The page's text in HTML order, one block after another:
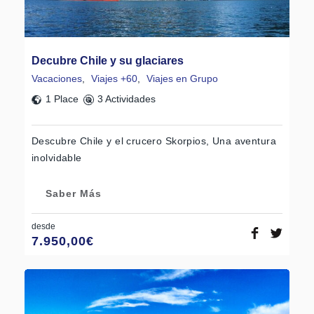
Decubre Chile y su glaciares
Vacaciones, Viajes +60,
Viajes en Grupo
1 Place
3 Actividades
Descubre Chile y el crucero Skorpios, Una aventura
inolvidable
Saber Más
desde
7.950,00€